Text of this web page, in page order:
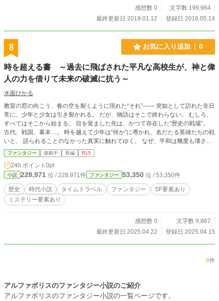
感想数 0
文字数 199,984
最終更新日 2019.01.12
登録日 2018.05.14
8 お気に入り追加 0
時を超える書 ～過去に飛ばされた平凡な高校生が、神と偉
人の力を借りて未来の破滅に抗う～
水面ひかる
教室の窓の向こう、春の空を裂くように現れた“それ”―― 突如として訪れた非日
常に、少年と少女は引き裂かれる。 だが、物語はそこで終わらない。 むしろ、
すべてはそこから始まる。 目を覚ました先は、かつて存在した“歴史の戦場”。
古代、戦国、幕末…。 時を越えて少年は“何か”に導かれ、名だたる英雄たちの戦
いと、 語られることのなかった真実に触れてゆく。 なぜ、平和は幾度も壊され
なければならなかったのか。 誰がその運命を望んだのか。 そして、自分はなぜ
選ばれたのか―― 過去と未来を結ぶ“旅”の果てに、少年がたどり着く答えとは。
熱き戦火の中に生きる人々の想い、 交錯する運命と謎、 そして帰るべき“現在
（いま）”を守りたいという願いが、 やがて歴史を変える力となる。 これは、一
人の高校生が、 時を超えて「本当の平和」を問い直す戦記×ドラマ×ミステリ
ー。
ファンタジー 連載中 長編 R15
24h.ポイント 0pt
小説 228,971 位 / 228,971件 ファンタジー 53,350 位 / 53,350件
歴史 時代小説 タイムトラベル ファンタジー
SF要素あり
ミステリー要素あり
感想数 0
文字数 9,867
最終更新日 2025.04.22
登録日 2025.04.15
8件
アルファポリスのファンタジー小説のご紹介
アルファポリスのファンタジー小説の一覧ページです。